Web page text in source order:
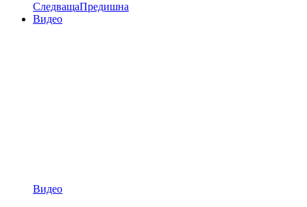
СледващаПредишна
Видео
Видео